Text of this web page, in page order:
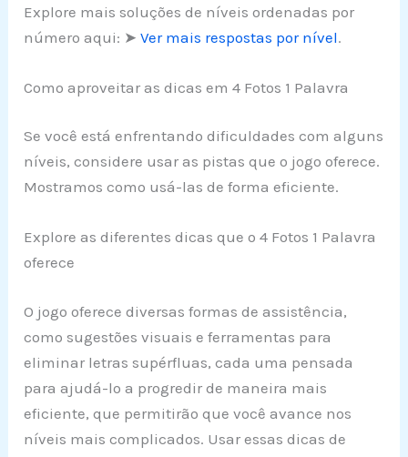
Explore mais soluções de níveis ordenadas por
número aqui: ➤Ver mais respostas por nível.
Como aproveitar as dicas em 4 Fotos 1 Palavra
Se você está enfrentando dificuldades com alguns
níveis, considere usar as pistas que o jogo oferece.
Mostramos como usá-las de forma eficiente.
Explore as diferentes dicas que o 4 Fotos 1 Palavra
oferece
O jogo oferece diversas formas de assistência,
como sugestões visuais e ferramentas para
eliminar letras supérfluas, cada uma pensada
para ajudá-lo a progredir de maneira mais
eficiente, que permitirão que você avance nos
níveis mais complicados. Usar essas dicas de